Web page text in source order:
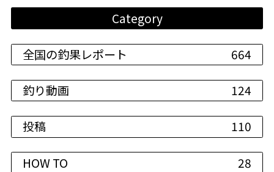
Category
全国の釣果レポート 664
釣り動画 124
投稿 110
HOW TO 28